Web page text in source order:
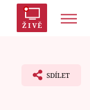
ŽIVĚ
SDÍLET